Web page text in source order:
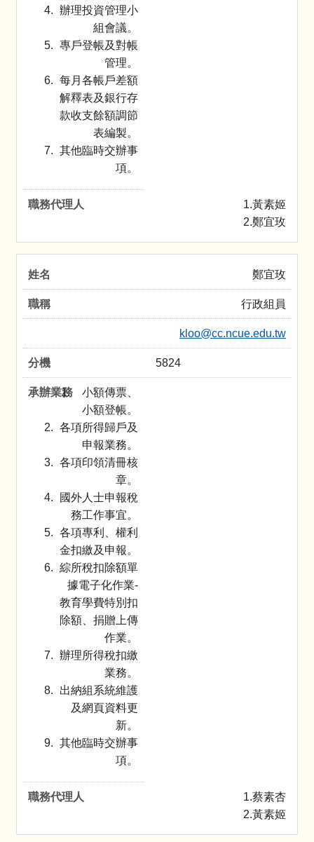
辦理投資管理小
組會議。
專戶登帳及對帳
管理。
每月各帳戶差額
解釋表及銀行存
款收支餘額調節
表編製。
其他臨時交辦事
項。
1.黃素姬
2.鄭宜玫
鄭宜玫
行政組員
kloo@cc.ncue.edu.tw
5824
小額傳票、
小額登帳。
各項所得歸戶及
申報業務。
各項印領清冊核
章。
國外人士申報稅
務工作事宜。
各項專利、權利
金扣繳及申報。
綜所稅扣除額單
據電子化作業-
教育學費特別扣
除額、捐贈上傳
作業。
辦理所得稅扣繳
業務。
出納組系統維護
及網頁資料更
新。
其他臨時交辦事
項。
1.蔡素杏
2.黃素姬